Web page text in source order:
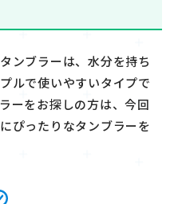
ンブラーは、水分を持ち
ルで使いやすいタイプで
ーをお探しの方は、今回
ぴったりなタンブラーを